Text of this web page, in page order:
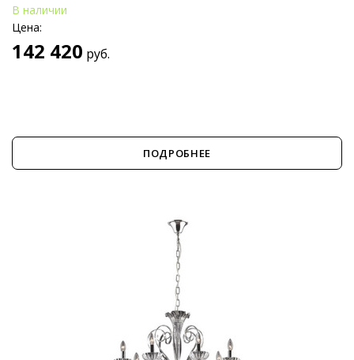
В наличии
Цена:
142 420 руб.
ПОДРОБНЕЕ